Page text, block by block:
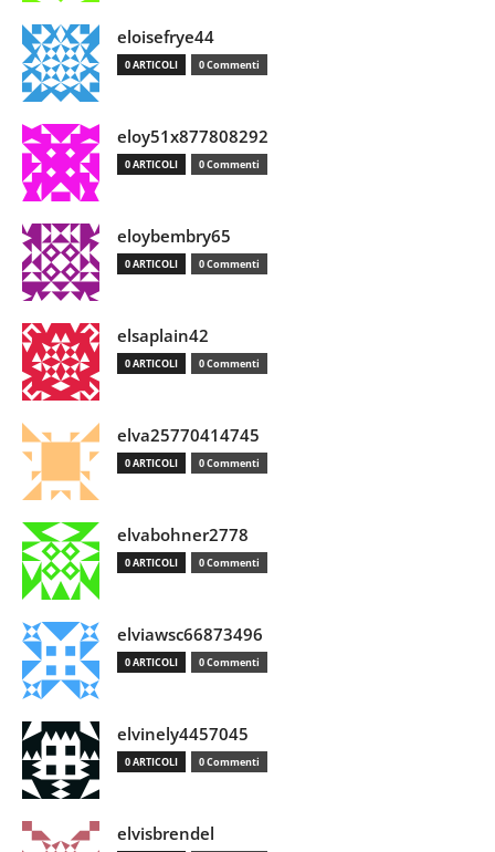
eloisefrye44
0 ARTICOLI 0 Commenti
eloy51x877808292
0 ARTICOLI 0 Commenti
eloybembry65
0 ARTICOLI 0 Commenti
elsaplain42
0 ARTICOLI 0 Commenti
elva25770414745
0 ARTICOLI 0 Commenti
elvabohner2778
0 ARTICOLI 0 Commenti
elviawsc66873496
0 ARTICOLI 0 Commenti
elvinely4457045
0 ARTICOLI 0 Commenti
elvisbrendel